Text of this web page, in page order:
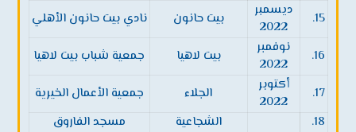
15.
ديسمبر
2022
بيت حانون نادي بيت حانون الأهلي
16.
نوفمبر
2022
بيت لاهيا جمعية شباب بيت لاهيا
17.
أكتوبر
2022
الجلاء
جمعية الأعمال الخيرية
18.
الشجاعية
مسجد الفاروق